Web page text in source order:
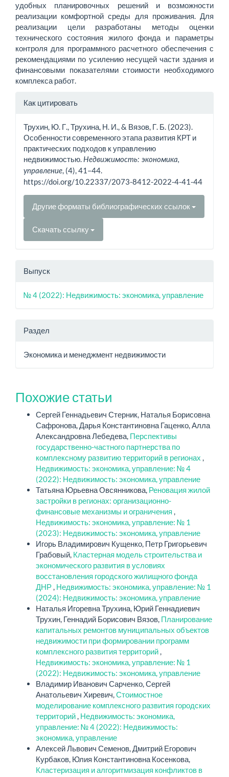
удобных планировочных решений и возможности
реализации комфортной среды для проживания. Для
реализации цели разработаны методы оценки
технического состояния жилого фонда и параметры
контроля для програм­много расчетного обеспечения с
рекомендациями по усилению несущей части здания и
финансовыми показателями стоимости необходимого
комплекса работ.
Информация
Как цитировать
Трухин, Ю. Г., Трухина, Н. И., & Вязов, Г. Б. (2023).
Особенности современного этапа развития КРТ и
практических подходов к управлению
недвижимостью. Недвижимость: экономика,
управление, (4), 41–44.
https://doi.org/10.22337/2073-8412-2022-4-41-44
Другие форматы библиографических ссылок
Скачать ссылку
Выпуск
№ 4 (2022): Недвижимость: экономика, управление
Раздел
Экономика и менеджмент недвижимости
Похожие статьи
Сергей Геннадьевич Стерник, Наталья Борисовна
Сафронова, Дарья Константиновна Гаценко, Алла
Александровна Лебедева, Перспективы
государственно-частного партнерства по
комплексному развитию территорий в регионах ,
Недвижимость: экономика, управление: № 4
(2022): Недвижимость: экономика, управление
Татьяна Юрьевна Овсянникова, Реновация жилой
застройки в регионах: организационно-
финансовые механизмы и ограничения ,
Недвижимость: экономика, управление: № 1
(2023): Недвижимость: экономика, управление
Игорь Владимирович Кущенко, Петр Григорьевич
Грабовый, Кластерная модель строительства и
экономического развития в условиях
восстановления городского жилищного фонда
ДНР, Недвижимость: экономика, управление: № 1
(2024): Недвижимость: экономика, управление
Наталья Игоревна Трухина, Юрий Геннадиевич
Трухин, Геннадий Борисович Вязов, Планирование
капитальных ремонтов муниципальных объектов
недвижимости при формировании программ
комплексного развития территорий,
Недвижимость: экономика, управление: № 1
(2022): Недвижимость: экономика, управление
Владимир Иванович Сарченко, Сергей
Анатольевич Хиревич,Стоимостное
моделирование комплексного развития городских
территорий, Недвижимость: экономика,
управление: № 4 (2022): Недвижимость:
экономика, управление
Алексей Львович Семенов, Дмитрий Егорович
Курбаков, Юлия Константиновна Косенкова,
Кластеризация и алгоритмизация конфликтов в